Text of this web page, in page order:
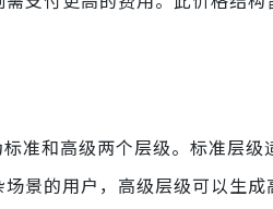
准和高级两个层级。标准层
景的用户，高级层级可以生